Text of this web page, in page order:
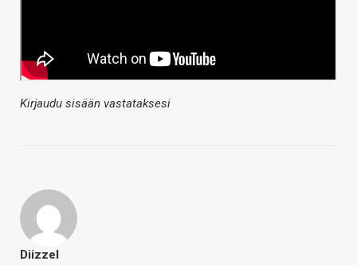
Kirjaudu sisään vastataksesi
Diizzel